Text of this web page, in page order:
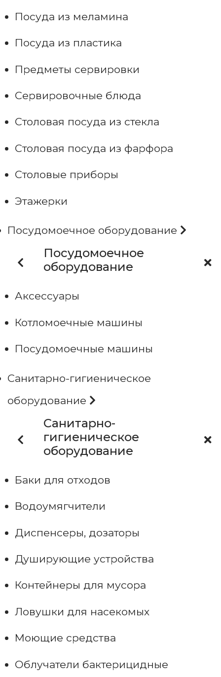
Посуда из меламина
Посуда из пластика
Предметы сервировки
Сервировочные блюда
Столовая посуда из стекла
Столовая посуда из фарфора
Столовые приборы
Этажерки
Посудомоечное оборудование
Посудомоечное
оборудование
Аксессуары
Котломоечные машины
Посудомоечные машины
Санитарно-гигиеническое
оборудование
Санитарно-
гигиеническое
оборудование
Баки для отходов
Водоумягчители
Диспенсеры, дозаторы
Душирующие устройства
Контейнеры для мусора
Ловушки для насекомых
Моющие средства
Облучатели бактерицидные